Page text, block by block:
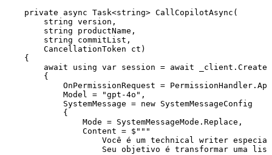
    private
async Task<string> CallCopilotAsync (
        string
version ,
        string
productName ,
        string
commitList ,
        CancellationToken
ct)
    {
        await
using var session = await _client .
        {
            OnPermissionRequest
= PermissionHandler .
            Model
= "gpt-4o " ,
            SystemMessage
= new SystemMessageConfig
            {
                Mode
= SystemMessageMode . Replace ,
                Content
= $"""
Você é um technical writer
Seu objetivo é transformar uma